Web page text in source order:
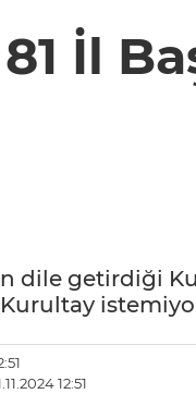
İl
dile getirdiği
12:51